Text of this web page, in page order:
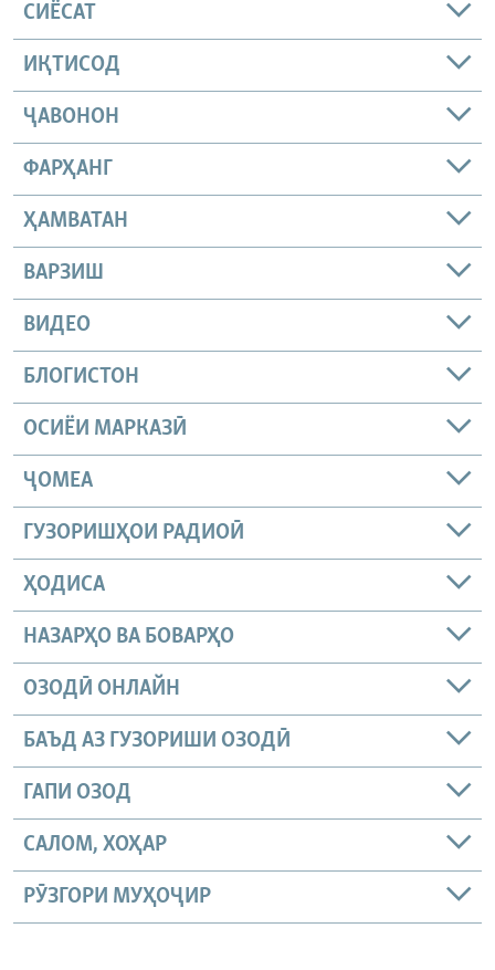
СИЁСАТ
ИҚТИСОД
ҶАВОНОН
ФАРҲАНГ
ҲАМВАТАН
ВАРЗИШ
ВИДЕО
БЛОГИСТОН
ОСИЁИ МАРКАЗӢ
ҶОМEА
ГУЗОРИШҲОИ РАДИОӢ
ҲОДИСА
НАЗАРҲО ВА БОВАРҲО
ОЗОДӢ ОНЛАЙН
БАЪД АЗ ГУЗОРИШИ ОЗОДӢ
ГАПИ ОЗОД
САЛОМ, ХОҲАР
РӮЗГОРИ МУҲОҶИР